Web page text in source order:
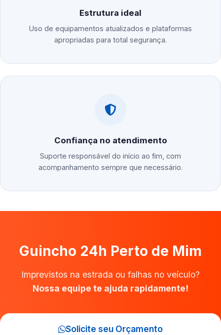
Estrutura ideal
Uso de equipamentos atualizados e plataformas
apropriadas para total segurança.
Confiança no atendimento
Suporte responsável do início ao fim, com
acompanhamento sempre que necessário.
Guincho 24h Perto de Mim
Imprevistos na estrada ou falhas no veículo?
Nossa equipe te ajuda rapidamente!
Solicite seu Orçamento